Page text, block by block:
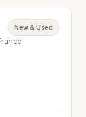
New & Used